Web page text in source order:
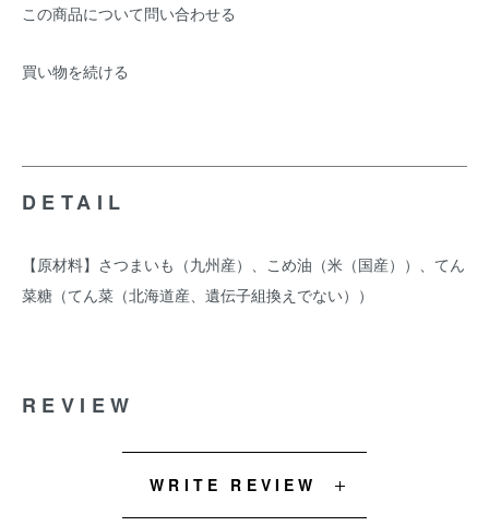
この商品について問い合わせる
買い物を続ける
DETAIL
【原材料】さつまいも（九州産）、こめ油（米（国産））、てん
菜糖（てん菜（北海道産、遺伝子組換えでない））
REVIEW
WRITE REVIEW